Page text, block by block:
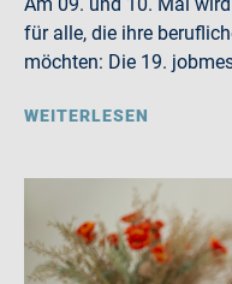
für alle, die ihre
möchten: Die 19.
WEITERLESEN